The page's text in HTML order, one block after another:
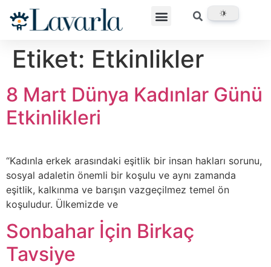
Etiket: Etkinlikler
8 Mart Dünya Kadınlar Günü
Etkinlikleri
“Kadınla erkek arasındaki eşitlik bir insan hakları sorunu,
sosyal adaletin önemli bir koşulu ve aynı zamanda
eşitlik, kalkınma ve barışın vazgeçilmez temel ön
koşuludur. Ülkemizde ve
Sonbahar İçin Birkaç
Tavsiye